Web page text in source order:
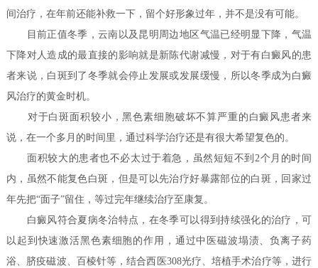
间治疗，在年前还能补救一下，留个好形象过年，并不是没有可能。
目前正值冬季，云南以及昆明周边地区气温已经明显下降，气温
下降对人造成的最直接的影响就是新陈代谢减慢，对于有白癜风的患
者来说，白斑到了冬季就会停止发展或发展缓慢，所以冬季成为白癜
风治疗的黄金时机。
对于白斑面积较小，黑色素细胞破坏不算严重的白癜风患者来
说，在一个多月的时间里，通过科学治疗还是有很大希望复色的。
面积较大的患者也不必太过于着急，虽然短短不到2个月的时间
内，虽然不能复色白斑，但是可以先治疗好暴露部位的白斑，回家过
年先把“面子”留住，等过完年继续治疗至康复。
白癜风符合夏病冬治特点，在冬季可以得到持续强化的治疗，可
以起到快速激活黑色素细胞的作用，通过中医磁波塌渍、负离子药
浴、脐疫磁波、百棱针等，结合西医308光疗、培植手术治疗等，进行